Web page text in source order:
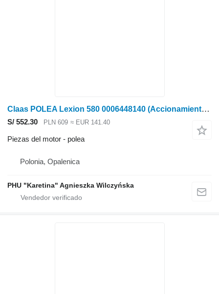
Claas POLEA Lexion 580 0006448140 (Accionamiento de la cesta del radiador-soplador) para Claas
S/ 552.30 PLN 609 ≈ EUR 141.40
Piezas del motor - polea
Polonia, Opalenica
PHU "Karetina" Agnieszka Wilczyńska